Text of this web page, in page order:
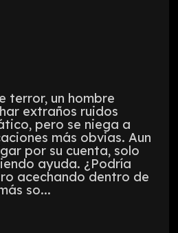
terror, un hombre
extraños ruidos
pero se niega a
más obvias. Aun
por su cuenta, solo
ayuda. ¿Podría
acechando dentro de
so...